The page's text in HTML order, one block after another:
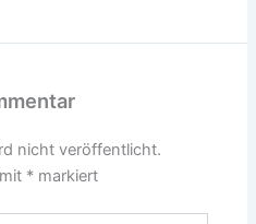
nicht veröffentlicht.
* markiert